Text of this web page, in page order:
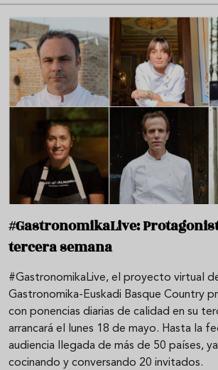
#GastronomikaLive:
tercera semana
#GastronomikaLive, el proyecto virtual
Gastronomika-Euskadi Basque Country
con ponencias diarias de calidad en su
arrancará el lunes 18 de mayo. Hasta la
audiencia llegada de más de 50 países,
cocinando y conversando 20 invitados.